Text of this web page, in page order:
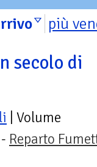
più
secolo di
| Volume
Reparto